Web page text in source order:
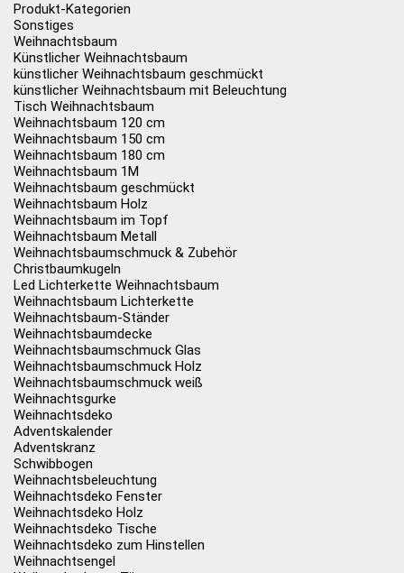
Produkt-Kategorien
Sonstiges
Weihnachtsbaum
Künstlicher Weihnachtsbaum
künstlicher Weihnachtsbaum geschmückt
künstlicher Weihnachtsbaum mit Beleuchtung
Tisch Weihnachtsbaum
Weihnachtsbaum 120 cm
Weihnachtsbaum 150 cm
Weihnachtsbaum 180 cm
Weihnachtsbaum 1M
Weihnachtsbaum geschmückt
Weihnachtsbaum Holz
Weihnachtsbaum im Topf
Weihnachtsbaum Metall
Weihnachtsbaumschmuck & Zubehör
Christbaumkugeln
Led Lichterkette Weihnachtsbaum
Weihnachtsbaum Lichterkette
Weihnachtsbaum-Ständer
Weihnachtsbaumdecke
Weihnachtsbaumschmuck Glas
Weihnachtsbaumschmuck Holz
Weihnachtsbaumschmuck weiß
Weihnachtsgurke
Weihnachtsdeko
Adventskalender
Adventskranz
Schwibbogen
Weihnachtsbeleuchtung
Weihnachtsdeko Fenster
Weihnachtsdeko Holz
Weihnachtsdeko Tische
Weihnachtsdeko zum Hinstellen
Weihnachtsengel